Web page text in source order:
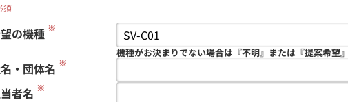
須
の機種 ※
機種がお決まりでない場合は『不明』または『提案希望
・団体名 ※
者名 ※